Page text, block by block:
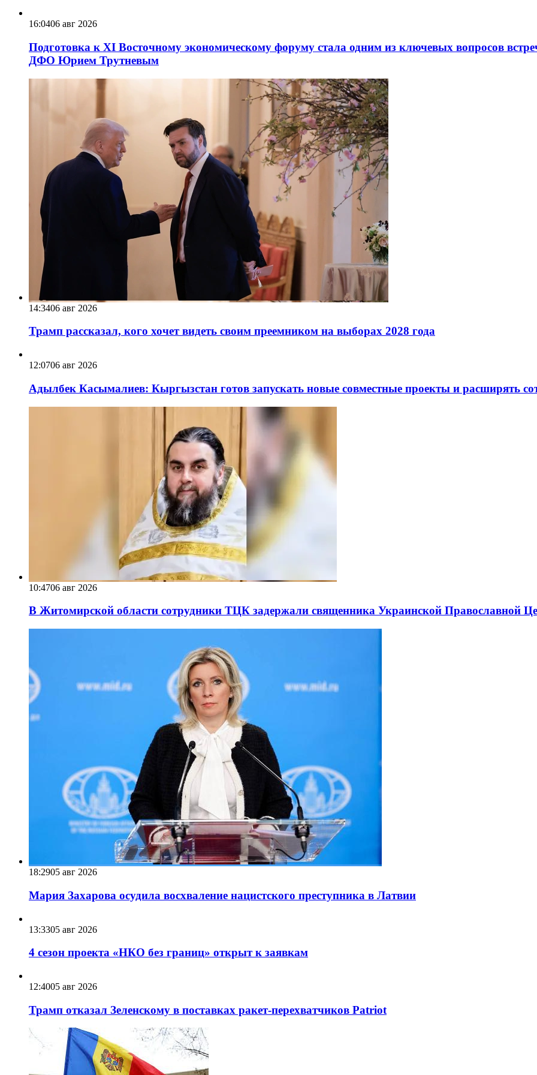
16:0406 авг 2026
Подготовка к XI Восточному экономическому форуму стала одним из ключевых вопросов
ДФО Юрием Трутневым
14:3406 авг 2026
Трамп рассказал, кого хочет видеть своим преемником на выборах 2028 года
12:0706 авг 2026
Адылбек Касымалиев: Кыргызстан готов запускать новые совместные проекты и расширять
10:4706 авг 2026
В Житомирской области сотрудники ТЦК задержали священника Украинской Православной
18:2905 авг 2026
Мария Захарова осудила восхваление нацистского преступника в Латвии
13:3305 авг 2026
4 сезон проекта «НКО без границ» открыт к заявкам
12:4005 авг 2026
Трамп отказал Зеленскому в поставках ракет-перехватчиков Patriot